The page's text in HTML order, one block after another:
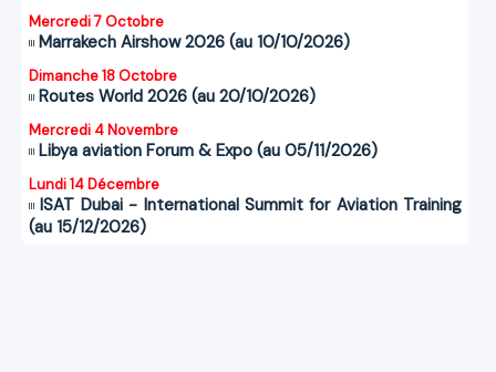
Mercredi 7 Octobre
Marrakech Airshow 2026 (au 10/10/2026)
Dimanche 18 Octobre
Routes World 2026 (au 20/10/2026)
Mercredi 4 Novembre
Libya aviation Forum & Expo (au 05/11/2026)
Lundi 14 Décembre
ISAT Dubai - International Summit for Aviation Training
(au 15/12/2026)